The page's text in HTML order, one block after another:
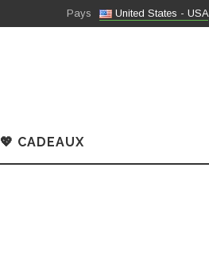
United States - USA
Pays
💖 CADEAUX